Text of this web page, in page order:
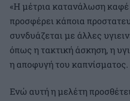
«Η μέτρια κατανάλωση καφέ
προσφέρει κάποια
συνδυάζεται με άλλες
όπως η τακτική άσκηση, η
η αποφυγή του καπνίσματος.
Ενώ αυτή η μελέτη